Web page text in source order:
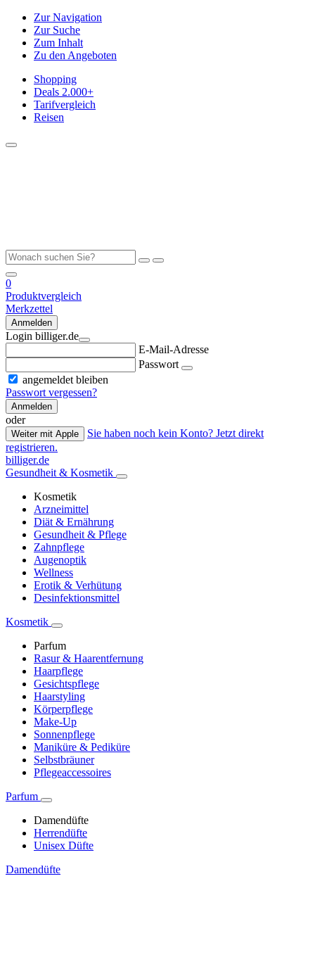
Zur Navigation
Zur Suche
Zum Inhalt
Zu den Angeboten
Shopping
Deals 2.000+
Tarifvergleich
Reisen
0
Produktvergleich
Merkzettel
Anmelden
Login billiger.de
E-Mail-Adresse
Passwort
angemeldet bleiben
Passwort vergessen?
Anmelden
oder
Weiter mit Apple
Sie haben noch kein Konto? Jetzt direkt
registrieren.
billiger.de
Gesundheit & Kosmetik
Kosmetik
Arzneimittel
Diät & Ernährung
Gesundheit & Pflege
Zahnpflege
Augenoptik
Wellness
Erotik & Verhütung
Desinfektionsmittel
Kosmetik
Parfum
Rasur & Haarentfernung
Haarpflege
Gesichtspflege
Haarstyling
Körperpflege
Make-Up
Sonnenpflege
Maniküre & Pediküre
Selbstbräuner
Pflegeaccessoires
Parfum
Damendüfte
Herrendüfte
Unisex Düfte
Damendüfte